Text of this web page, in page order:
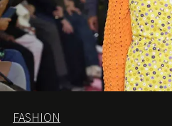
FASHION